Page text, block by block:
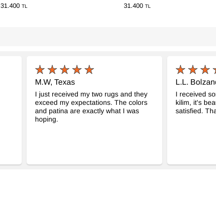
31.400 TL
31.400 TL
M.W, Texas
I just received my two rugs and they
exceed my expectations. The colors
and patina are exactly what I was
hoping.
L.L.
I received
kilim, it's
satisfied.